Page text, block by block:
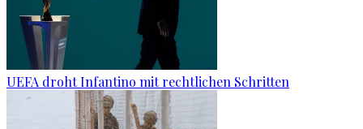
UEFA droht Infantino mit rechtlichen Schritten